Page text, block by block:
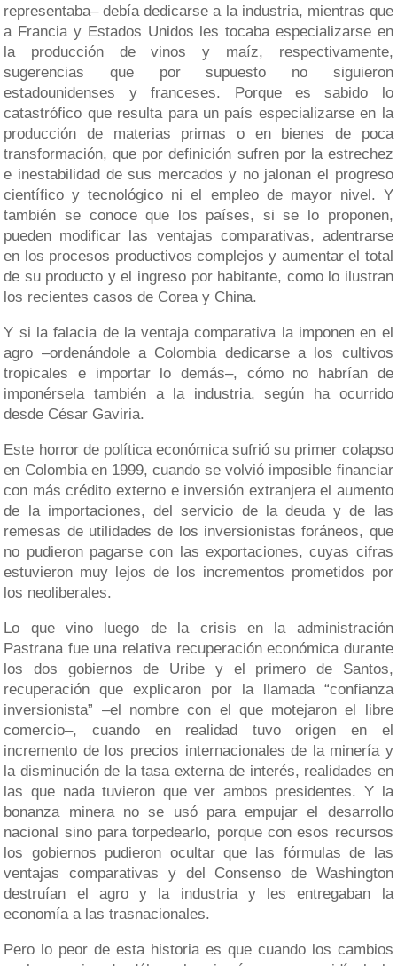
representaba– debía dedicarse a la industria, mientras que
a Francia y Estados Unidos les tocaba especializarse en
la producción de vinos y maíz, respectivamente,
sugerencias que por supuesto no siguieron
estadounidenses y franceses. Porque es sabido lo
catastrófico que resulta para un país especializarse en la
producción de materias primas o en bienes de poca
transformación, que por definición sufren por la estrechez
e inestabilidad de sus mercados y no jalonan el progreso
científico y tecnológico ni el empleo de mayor nivel. Y
también se conoce que los países, si se lo proponen,
pueden modificar las ventajas comparativas, adentrarse
en los procesos productivos complejos y aumentar el total
de su producto y el ingreso por habitante, como lo ilustran
los recientes casos de Corea y China.
Y si la falacia de la ventaja comparativa la imponen en el
agro –ordenándole a Colombia dedicarse a los cultivos
tropicales e importar lo demás–, cómo no habrían de
imponérsela también a la industria, según ha ocurrido
desde César Gaviria.
Este horror de política económica sufrió su primer colapso
en Colombia en 1999, cuando se volvió imposible financiar
con más crédito externo e inversión extranjera el aumento
de la importaciones, del servicio de la deuda y de las
remesas de utilidades de los inversionistas foráneos, que
no pudieron pagarse con las exportaciones, cuyas cifras
estuvieron muy lejos de los incrementos prometidos por
los neoliberales.
Lo que vino luego de la crisis en la administración
Pastrana fue una relativa recuperación económica durante
los dos gobiernos de Uribe y el primero de Santos,
recuperación que explicaron por la llamada “confianza
inversionista” –el nombre con el que motejaron el libre
comercio–, cuando en realidad tuvo origen en el
incremento de los precios internacionales de la minería y
la disminución de la tasa externa de interés, realidades en
las que nada tuvieron que ver ambos presidentes. Y la
bonanza minera no se usó para empujar el desarrollo
nacional sino para torpedearlo, porque con esos recursos
los gobiernos pudieron ocultar que las fórmulas de las
ventajas comparativas y del Consenso de Washington
destruían el agro y la industria y les entregaban la
economía a las trasnacionales.
Pero lo peor de esta historia es que cuando los cambios